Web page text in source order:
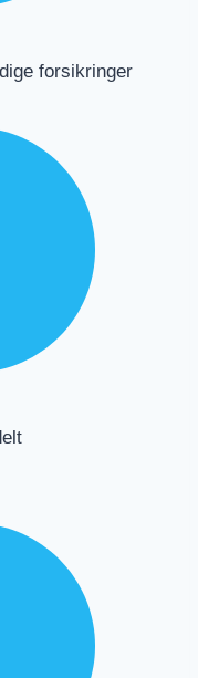
forsikringer